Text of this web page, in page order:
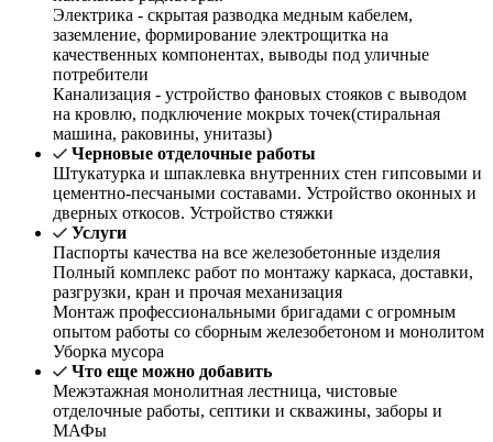
Электрика - скрытая разводка медным кабелем,
заземление, формирование электрощитка на
качественных компонентах, выводы под уличные
потребители
Канализация - устройство фановых стояков с выводом
на кровлю, подключение мокрых точек(стиральная
машина, раковины, унитазы)
Черновые отделочные работы
Штукатурка и шпаклевка внутренних стен гипсовыми и
цементно-песчаными составами. Устройство оконных и
дверных откосов. Устройство стяжки
Услуги
Паспорты качества на все железобетонные изделия
Полный комплекс работ по монтажу каркаса, доставки,
разгрузки, кран и прочая механизация
Монтаж профессиональными бригадами с огромным
опытом работы со сборным железобетоном и монолитом
Уборка мусора
Что еще можно добавить
Межэтажная монолитная лестница, чистовые
отделочные работы, септики и скважины, заборы и
МАФы